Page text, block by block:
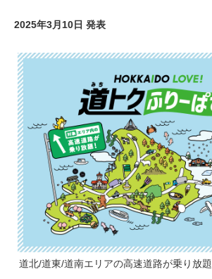
2025年3月10日 発表
道北/道東/道南エリアの高速道路が乗り放題